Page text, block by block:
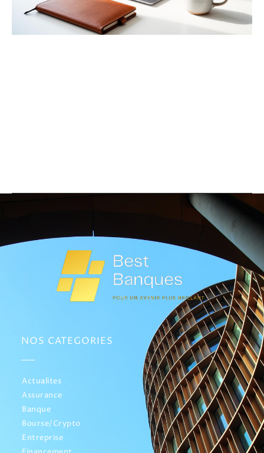
NOS CATEGORIES
Actualites
Assurance
Banque
Bourse/Crypto
Entreprise